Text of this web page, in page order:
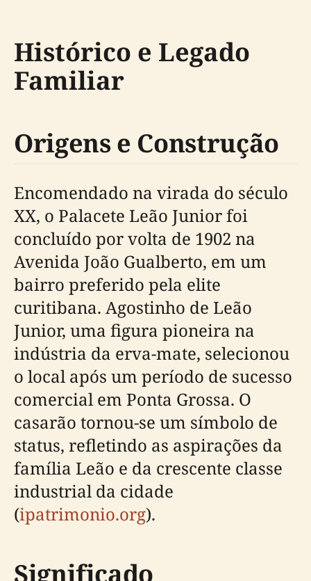
Histórico e Legado
Familiar
Origens e Construção
Encomendado na virada do século
XX, o Palacete Leão Junior foi
concluído por volta de 1902 na
Avenida João Gualberto, em um
bairro preferido pela elite
curitibana. Agostinho de Leão
Junior, uma figura pioneira na
indústria da erva-mate, selecionou
o local após um período de sucesso
comercial em Ponta Grossa. O
casarão tornou-se um símbolo de
status, refletindo as aspirações da
família Leão e da crescente classe
industrial da cidade
(ipatrimonio.org).
Significado